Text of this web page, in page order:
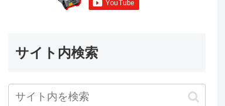
サイト内検索